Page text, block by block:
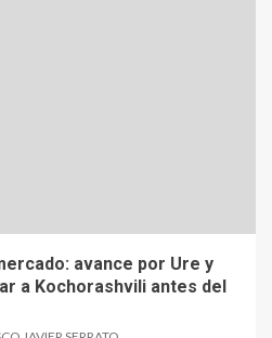
avance por Ure y
a Kochorashvili antes del